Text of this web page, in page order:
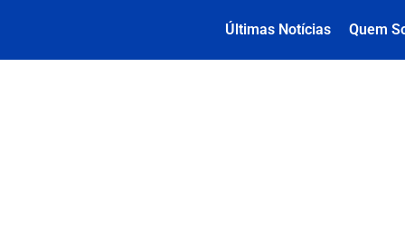
Últimas Notícias Quem